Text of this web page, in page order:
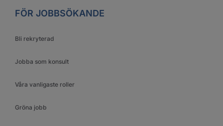
FÖR JOBBSÖKANDE
Bli rekryterad
Jobba som konsult
Våra vanligaste roller
Gröna jobb